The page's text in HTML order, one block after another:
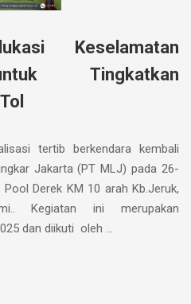
Keselamatan
Tingkatkan
tertib berkendara kembali
Jakarta (PT MLJ) pada 26-
Derek KM 10 arah Kb.Jeruk,
Kegiatan ini merupakan
dan diikuti oleh …